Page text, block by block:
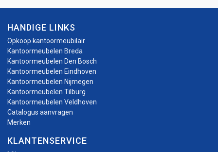
HANDIGE LINKS
Opkoop kantoormeubilair
Kantoormeubelen Breda
Kantoormeubelen Den Bosch
Kantoormeubelen Eindhoven
Kantoormeubelen Nijmegen
Kantoormeubelen Tilburg
Kantoormeubelen Veldhoven
Catalogus aanvragen
Merken
KLANTENSERVICE